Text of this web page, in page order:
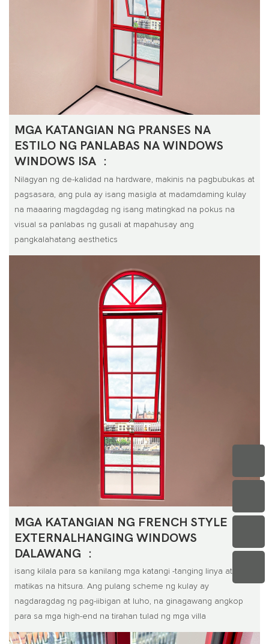
MGA KATANGIAN NG PRANSES NA
ESTILO NG PANLABAS NA WINDOWS
WINDOWS ISA ：
Nilagyan ng de-kalidad na hardware, makinis na pagbubukas at
pagsasara, ang pula ay isang masigla at madamdaming kulay
na maaaring magdagdag ng isang matingkad na pokus na
visual sa panlabas ng gusali at mapahusay ang
pangkalahatang aesthetics
MGA KATANGIAN NG FRENCH STYLE
EXTERNALHANGING WINDOWS
DALAWANG ：
isang kilala para sa kanilang mga katangi -tanging linya at
matikas na hitsura. Ang pulang scheme ng kulay ay
nagdaragdag ng pag-iibigan at luho, na ginagawang angkop
para sa mga high-end na tirahan tulad ng mga villa